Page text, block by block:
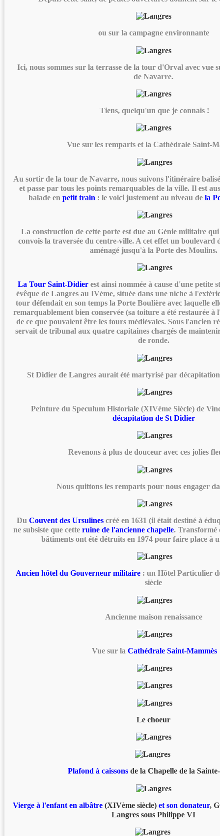
ou sur la campagne environnante
Ici, nous sommes sur la terrasse de la tour d'Orval avec vue
de Navarre.
Tiens, quelqu'un que je connais !
Vue sur les remparts et la Cathédrale Saint-
Au sortir de la tour de Navarre, nous suivons l'itinéraire
et passe par tous les points remarquables de la ville. Il est
balade enpetit train : le voici justement au niveau dela
La construction de cette porte est due au Génie militaire
convois la traversée du centre-ville. A cet effet un boulevard
aménagé jusqu'à la Porte des Moulins.
La Tour Saint-Didier est ainsi nommée à cause d'une petite
évêque de Langres au IVème, située dans une niche à
tour défendait en son temps la Porte Boulière avec laquelle
remarquablement bien conservée (sa toiture a été restaurée à
de ce que pouvaient être les tours médiévales. Sous l'ancien
servait de tribunal aux quatre capitaines chargés de
de ronde.
St Didier de Langres aurait été martyrisé par
Peinture du Speculum Historiale (XIVème Siècle) de
décapitation de St Didier
Revenons à plus de douceur avec ces jolies
Nous quittons les remparts pour nous engager
Du Couvent des Ursulines créé en 1631 (il était destiné à
ne subsiste que cetteruine de l'ancienne chapelle. Transformé
bâtiments ont été détruits en 1974 pour faire place à
Ancien hôtel du Gouverneur militaire : un Hôtel Particulier
siècle
Ancienne maison renaissance
Vue sur laCathédrale Saint-Mammès
Le choeur
Plafond à caissons de la Chapelle de la
Vierge à l'enfant en albâtre (XIVème siècle)et son donateur,
Langres sous Philippe VI